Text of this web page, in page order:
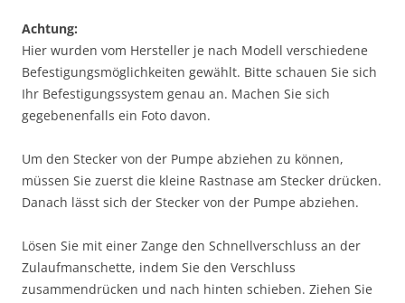
Achtung:
Hier wurden vom Hersteller je nach Modell verschiedene
Befestigungsmöglichkeiten gewählt. Bitte schauen Sie sich
Ihr Befestigungssystem genau an. Machen Sie sich
gegebenenfalls ein Foto davon.
Um den Stecker von der Pumpe abziehen zu können,
müssen Sie zuerst die kleine Rastnase am Stecker drücken.
Danach lässt sich der Stecker von der Pumpe abziehen.
Lösen Sie mit einer Zange den Schnellverschluss an der
Zulaufmanschette, indem Sie den Verschluss
zusammendrücken und nach hinten schieben. Ziehen Sie